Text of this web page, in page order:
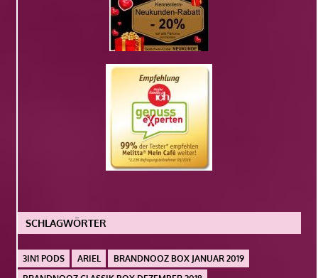
SCHLAGWÖRTER
3IN1 PODS ARIEL
BRANDNOOZ BOX JANUAR 2019